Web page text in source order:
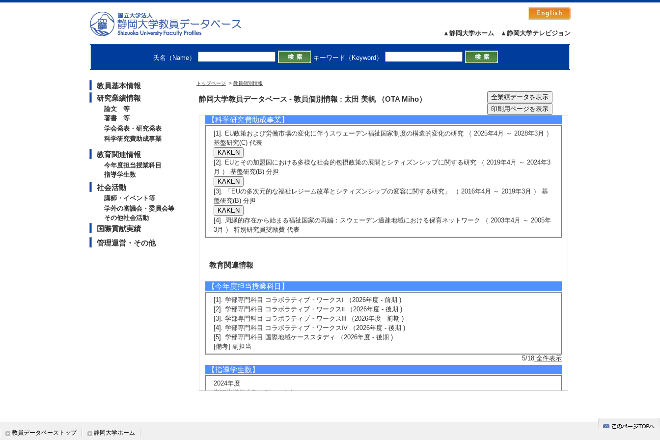
▲静岡大学テレビジョン
▲静岡大学ホーム
氏名（Name） キーワード（Keyword）
教員基本情報
研究業績情報
論文 等
著書 等
学会発表・研究発表
科学研究費助成事業
教育関連情報
今年度担当授業科目
指導学生数
社会活動
講師・イベント等
学外の審議会・委員会等
その他社会活動
国際貢献実績
管理運営・その他
トップページ > 教員個別情報
静岡大学教員データベース - 教員個別情報 : 太田 美帆 （OTA Miho）
[3]. 2010年代のスウェーデンにおける⻑期失業者への就労⽀援
[発表者]太田美帆
[発表者]太田美帆
[5]. 「スウェーデン過疎地域における『選択の自由システムに関する法律』の影響」
[発表者]太田 美帆
[備考] 日本社会事業大学
5/23全件表示
【科学研究費助成事業】
[1]. EU政策および労働市場の変化に伴うスウェーデン福祉国家制度の構造的変化の研究 （ 2025年4月 ～ 2028年3月 ）
基盤研究(C) 代表
[2]. EUとその加盟国における多様な社会的包摂政策の展開とシティズンシップに関する研究 （ 2019年4月 ～ 2024年3
月 ） 基盤研究(B) 分担
[3]. 「EUの多次元的な福祉レジーム改革とシティズンシップの変容に関する研究」 （ 2016年4月 ～ 2019年3月 ） 基
盤研究(B) 分担
[4]. 周縁的存在から始まる福祉国家の再編：スウェーデン過疎地域における保育ネットワーク （ 2003年4月 ～ 2005年
3月 ） 特別研究員奨励費 代表
教育関連情報
【今年度担当授業科目】
[1]. 学部専門科目 コラボラティブ・ワークスⅠ （2026年度 - 前期 )
[2]. 学部専門科目 コラボラティブ・ワークスⅡ （2026年度 - 後期 )
[3]. 学部専門科目 コラボラティブ・ワークスⅢ （2026年度 - 前期 )
[4]. 学部専門科目 コラボラティブ・ワークスⅣ （2026年度 - 後期 )
[5]. 学部専門科目 国際地域ケーススタディ （2026年度 - 後期 )
[備考] 副担当
5/18 全件表示
【指導学生数】
2024年度
卒研指導学生数（3年） 4 人
卒研指導学生数（3年） 4 人
教員データベーストップ 静岡大学ホーム